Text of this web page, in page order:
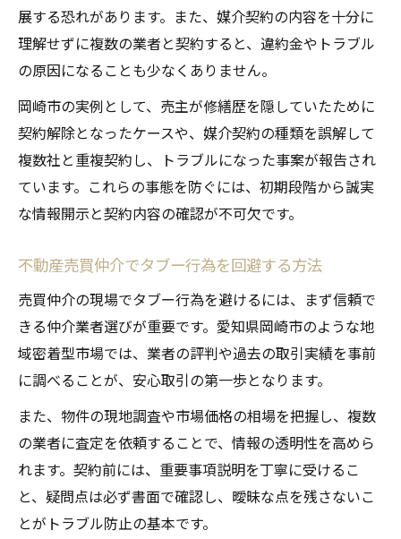
展する恐れがあります。また、媒介契約の内容を十分に
理解せずに複数の業者と契約すると、違約金やトラブル
の原因になることも少なくありません。
岡崎市の実例として、売主が修繕歴を隠していたために
契約解除となったケースや、媒介契約の種類を誤解して
複数社と重複契約し、トラブルになった事案が報告され
ています。これらの事態を防ぐには、初期段階から誠実
な情報開示と契約内容の確認が不可欠です。
不動産売買仲介でタブー行為を回避する方法
売買仲介の現場でタブー行為を避けるには、まず信頼で
きる仲介業者選びが重要です。愛知県岡崎市のような地
域密着型市場では、業者の評判や過去の取引実績を事前
に調べることが、安心取引の第一歩となります。
また、物件の現地調査や市場価格の相場を把握し、複数
の業者に査定を依頼することで、情報の透明性を高めら
れます。契約前には、重要事項説明を丁寧に受けるこ
と、疑問点は必ず書面で確認し、曖昧な点を残さないこ
とがトラブル防止の基本です。